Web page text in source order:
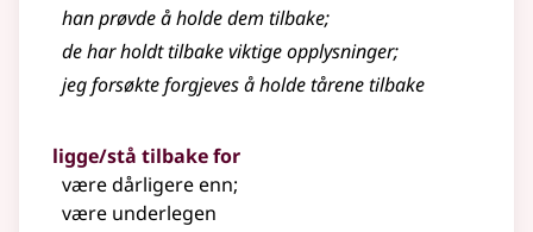
han prøvde å holde dem tilbake;
de har holdt tilbake viktige opplysninger;
jeg forsøkte forgjeves å holde tårene tilbake
ligge/stå tilbake for
være dårligere enn;
være underlegen